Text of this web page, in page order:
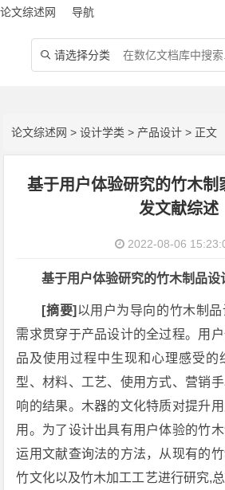
论文综述网 导航
 请选择分类
论文综述网 >设计学类 > 产品设计 > 正文
基于用户体验研究的竹木制
发文献综述
2022-08-06
基于用户体验研究的竹木制品设
[摘要] 以用户为导向的竹木制
需求贯穿于产品设计的全过程。用
品及使用过程中生现和心理感受的
型、材料、工艺、使用方式、营销
响的结果。木器的文化特质对提升
用。为了设计出具有用户体验的竹
运用文献查询法的方法，从现有的
竹文化以及竹木加工工艺进行研究,